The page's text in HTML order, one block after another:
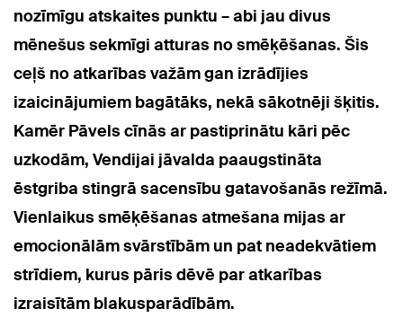
nozīmīgu atskaites punktu – abi jau divus
mēnešus sekmīgi atturas no smēķēšanas. Šis
ceļš no atkarības važām gan izrādījies
izaicinājumiem bagātāks, nekā sākotnēji šķitis.
Kamēr Pāvels cīnās ar pastiprinātu kāri pēc
uzkodām, Vendijai jāvalda paaugstināta
ēstgriba stingrā sacensību gatavošanās režīmā.
Vienlaikus smēķēšanas atmešana mijas ar
emocionālām svārstībām un pat neadekvātiem
strīdiem, kurus pāris dēvē par atkarības
izraisītām blakusparādībām.